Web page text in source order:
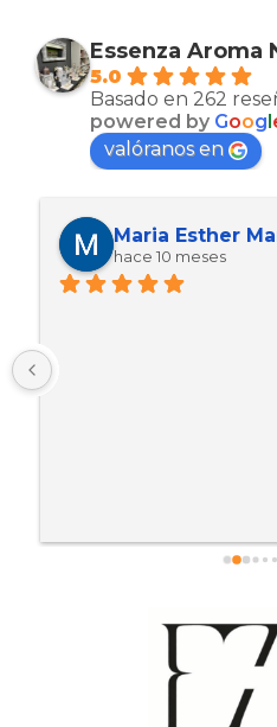
Essenza Aroma
5.0
Basado en 262
powered by Goog
valóranos en
Maria Esther
hace 10 meses